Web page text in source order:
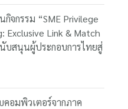
จกรรม “SME Privilege
Exclusive Link & Match
บสนุนผู้ประกอบการไทยสู่
อมพิวเตอร์จากภาค